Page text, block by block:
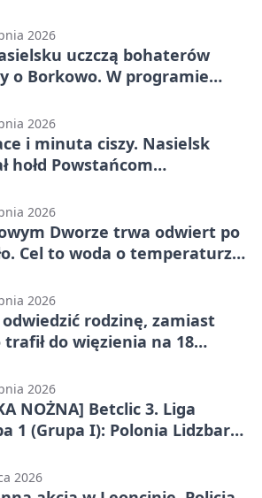
2026
uczczą bohaterów
o Borkowo. W programie
2026
i minuta ciszy. Nasielsk
hołd Powstańcom
2026
Dworze trwa odwiert po
Cel to woda o temperaturze
2026
odwiedzić rodzinę, zamiast
do więzienia na 18
2026
NOŻNA] Betclic 3. Liga
1 (Grupa I): Polonia Lidzbark
1:2
2026